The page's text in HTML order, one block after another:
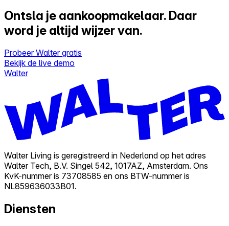
Ontsla je aankoopmakelaar. Daar
word je altijd wijzer van.
Probeer Walter gratis
Bekijk de live demo
Walter
Walter Living is geregistreerd in Nederland op het adres
Walter Tech, B.V. Singel 542, 1017AZ, Amsterdam. Ons
KvK-nummer is 73708585 en ons BTW-nummer is
NL859636033B01.
Diensten